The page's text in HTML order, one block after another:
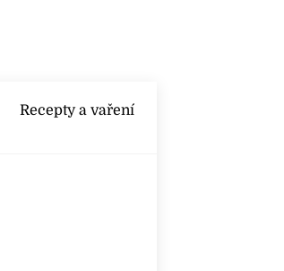
Recepty a vaření